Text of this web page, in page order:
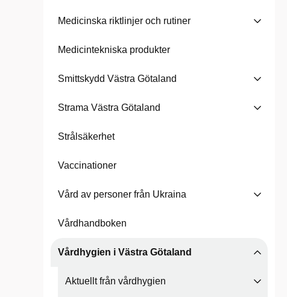
Medicinska riktlinjer och rutiner
Medicintekniska produkter
Smittskydd Västra Götaland
Strama Västra Götaland
Strålsäkerhet
Vaccinationer
Vård av personer från Ukraina
Vårdhandboken
Vårdhygien i Västra Götaland
Aktuellt från vårdhygien